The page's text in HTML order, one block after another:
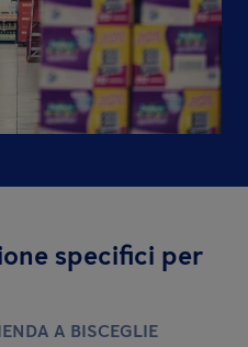
specifici per
A BISCEGLIE